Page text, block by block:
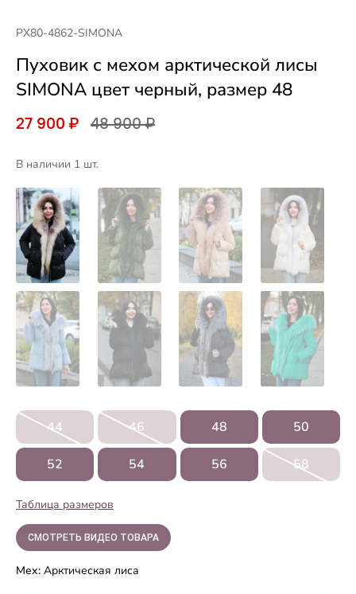
PX80-4862-SIMONA
Пуховик с мехом арктической лисы
SIMONA цвет черный, размер 48
27 900 ₽ 48 900 ₽
В наличии 1 шт.
44 46 48 50
52 54 56 58
Таблица размеров
СМОТРЕТЬ ВИДЕО ТОВАРА
Мех: Арктическая лиса